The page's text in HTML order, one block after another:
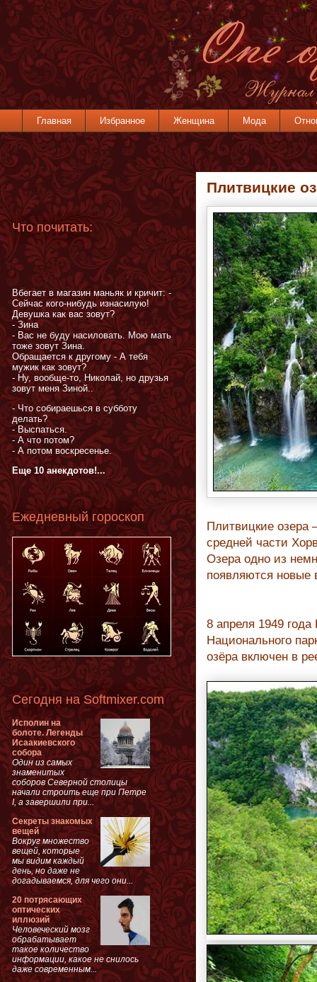
Главная Избранное Женщина Мода
Плитвицкие
Плитвицкие озера
средней части
Озера одно из
появляются новые
8 апреля 1949
Национального
озёра включен в
Что почитать:
Вбегает в магазин маньяк и кричит: -
Сейчас кого-нибудь изнасилую!
Девушка как вас зовут?
- Зина
- Вас не буду насиловать. Мою мать
тоже зовут Зина.
Обращается к другому - А тебя
мужик как зовут?
- Ну, вообще-то, Николай, но друзья
зовут меня Зиной..
- Что собираешься в субботу
делать?
- Выспаться.
- А что потом?
- А потом воскресенье.
Еще 10 анекдотов!...
Ежедневный гороскоп
Сегодня на Softmixer.com
Исполин на
болоте. Легенды
Исаакиевского
собора
Один из самых
знаменитых
соборов Северной столицы
начали строить еще при Петре
I, а завершили при...
Секреты знакомых
вещей
Вокруг множество
вещей, которые
мы видим каждый
день, но даже не
догадываемся, для чего они...
20 потрясающих
оптических
иллюзий
Человеческий мозг
обрабатывает
такое количество
информации, какое не снилось
даже современным...